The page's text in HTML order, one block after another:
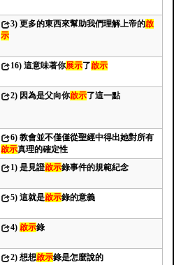
3) 更多的東西來幫助我們理解上帝的啟
示
16) 這意味著你展示了啟示
2) 因為是父向你啟示了這一點
6) 教會並不僅僅從聖經中得出她對所有
啟示真理的確定性
1) 是見證啟示錄事件的規範紀念
5) 這就是啟示錄的意義
4) 啟示錄
2) 想想啟示錄是怎麼說的